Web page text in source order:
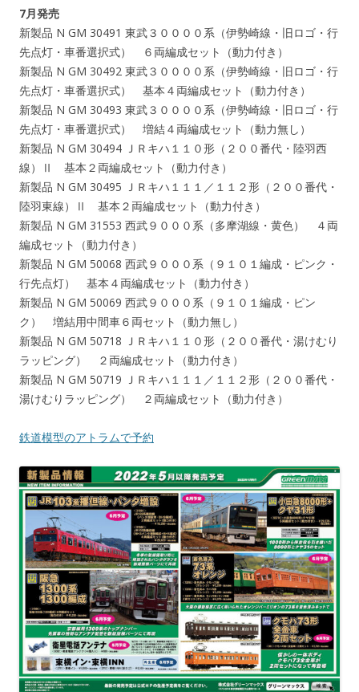
7月発売
新製品 N GM 30491 東武３００００系（伊勢崎線・旧ロゴ・行
先点灯・車番選択式） ６両編成セット（動力付き）
新製品 N GM 30492 東武３００００系（伊勢崎線・旧ロゴ・行
先点灯・車番選択式） 基本４両編成セット（動力付き）
新製品 N GM 30493 東武３００００系（伊勢崎線・旧ロゴ・行
先点灯・車番選択式） 増結４両編成セット（動力無し）
新製品 N GM 30494 ＪＲキハ１１０形（２００番代・陸羽西
線）Ⅱ 基本２両編成セット（動力付き）
新製品 N GM 30495 ＪＲキハ１１１／１１２形（２００番代・
陸羽東線）Ⅱ 基本２両編成セット（動力付き）
新製品 N GM 31553 西武９０００系（多摩湖線・黄色） ４両
編成セット（動力付き）
新製品 N GM 50068 西武９０００系（９１０１編成・ピンク・
行先点灯） 基本４両編成セット（動力付き）
新製品 N GM 50069 西武９０００系（９１０１編成・ピン
ク） 増結用中間車６両セット（動力無し）
新製品 N GM 50718 ＪＲキハ１１０形（２００番代・湯けむり
ラッピング） ２両編成セット（動力付き）
新製品 N GM 50719 ＪＲキハ１１１／１１２形（２００番代・
湯けむりラッピング） ２両編成セット（動力付き）
鉄道模型のアトラムで予約